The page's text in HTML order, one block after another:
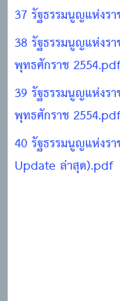
37 รัฐธรรมนูญแห่งร
38 รัฐธรรมนูญแห่งร
พุทธศักราช
39 รัฐธรรมนูญแห่งร
พุทธศักราช
40 รัฐธรรมนูญแห่งร
Update ล่าสุด).pdf